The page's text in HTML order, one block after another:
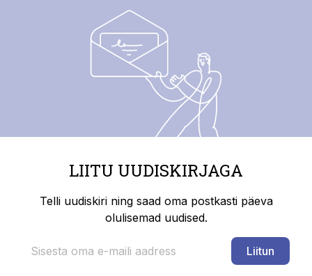
LIITU UUDISKIRJAGA
Telli uudiskiri ning saad oma postkasti päeva
olulisemad uudised.
Liitun